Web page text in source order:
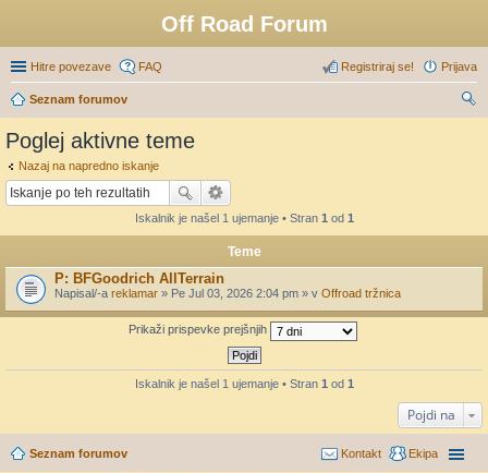
Off Road Forum
Hitre povezave FAQ Prijava
Registriraj se!
Seznam forumov
Poglej aktivne teme
Nazaj na napredno iskanje
Iskalnik je našel 1 ujemanje • Stran 1 od 1
Teme
P: BFGoodrich AllTerrain
Napisal/-a reklamar » Pe Jul 03, 2026 2:04 pm » v Offroad tržnica
Prikaži prispevke prejšnjih
Iskalnik je našel 1 ujemanje • Stran 1 od 1
Pojdi na
Seznam forumov Ekipa
Kontakt